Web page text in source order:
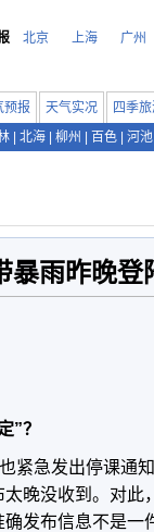
北京 上海 广州
预报 天气实况
四季
北海 柳州 百色 河池
暴雨昨晚登
”？
紧急发出停课通
晚没收到。对此
发布信息不是一